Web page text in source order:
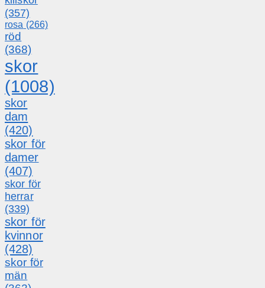
(357)
rosa (266)
röd
(368)
skor
(1008)
skor
dam
(420)
skor för
damer
(407)
skor för
herrar
(339)
skor för
kvinnor
(428)
skor för
män